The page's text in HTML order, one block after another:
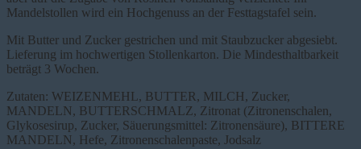
Mandelstollen wird ein Hochgenuss an der Festtagstafel sein.
Mit Butter und Zucker gestrichen und mit Staubzucker abgesiebt.
Lieferung im hochwertigen Stollenkarton. Die Mindesthaltbarkeit
beträgt 3 Wochen.
Zutaten: WEIZENMEHL, BUTTER, MILCH, Zucker,
MANDELN, BUTTERSCHMALZ, Zitronat (Zitronenschalen,
Glykosesirup, Zucker, Säuerungsmittel: Zitronensäure), BITTERE
MANDELN, Hefe, Zitronenschalenpaste, Jodsalz